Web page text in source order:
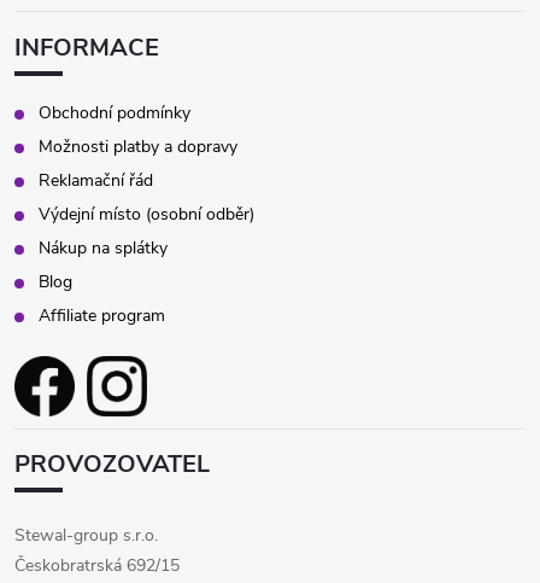
INFORMACE
Obchodní podmínky
Možnosti platby a dopravy
Reklamační řád
Výdejní místo (osobní odběr)
Nákup na splátky
Blog
Affiliate program
PROVOZOVATEL
Stewal-group s.r.o.
Českobratrská 692/15